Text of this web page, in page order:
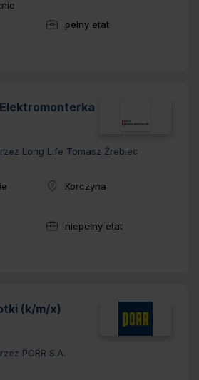
Wymiar pracy:
pełny etat
Long Life Tomasz Źrebiec
Lokalizacja:
Korczyna
Wymiar pracy:
niepełny etat
(k/m/x)
PORR S.A.